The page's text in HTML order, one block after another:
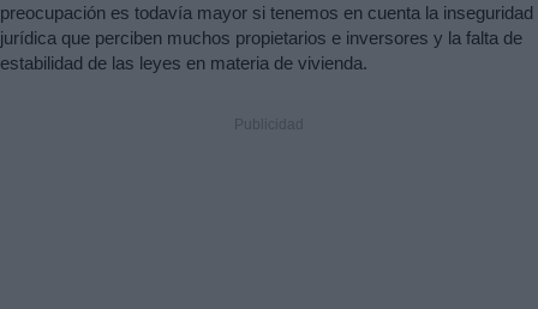
preocupación es todavía mayor si tenemos en cuenta la inseguridad
jurídica que perciben muchos propietarios e inversores y la falta de
estabilidad de las leyes en materia de vivienda.